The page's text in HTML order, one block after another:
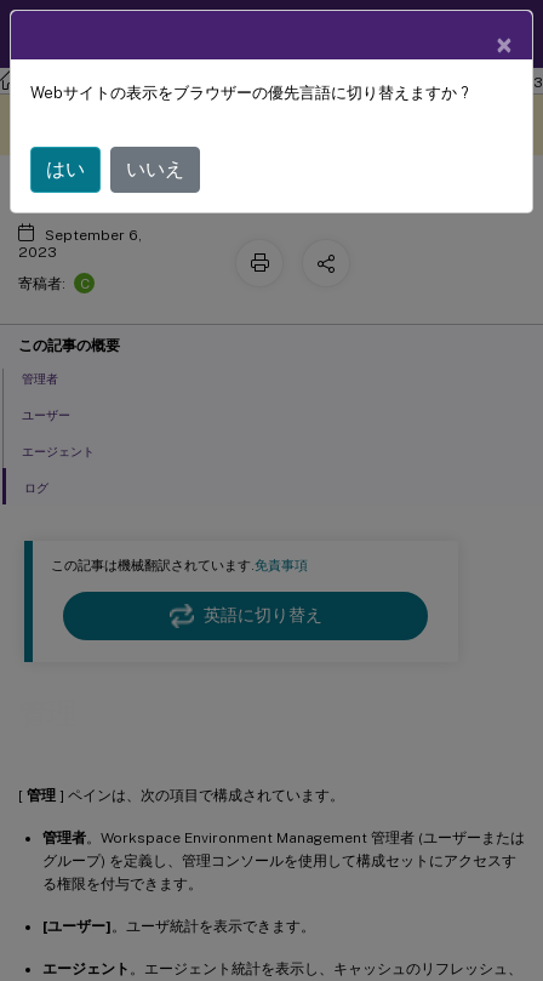
ワークスペース環境管理 Workspace Environment Management 2203
この記事は機械翻訳されています.免責事項
英語に切り替え
[ 管理 ] ペインは、次の項目で構成されています。
管理者。Workspace Environment Management 管理者 (ユーザーまたは
グループ) を定義し、管理コンソールを使用して構成セットにアクセスす
る権限を付与できます。
[ユーザー] 。ユーザ統計を表示できます。
エージェント 。エージェント統計を表示し、キャッシュのリフレッシュ、
管理
September 6,
2023
寄稿者:
C
この記事の概要
管理者
ユーザー
エージェント
ログ
×
Webサイトの表示をブラウザーの優先言語に切り替えますか ?
はい いいえ